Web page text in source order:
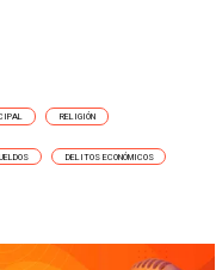
RELIGIÓN
DELITOS ECONÓMICOS